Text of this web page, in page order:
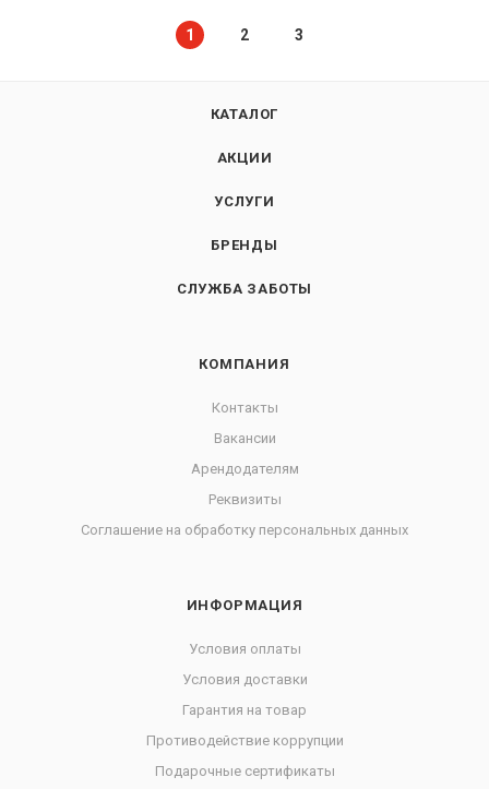
1 2 3
КАТАЛОГ
АКЦИИ
УСЛУГИ
БРЕНДЫ
СЛУЖБА ЗАБОТЫ
КОМПАНИЯ
Контакты
Вакансии
Арендодателям
Реквизиты
Соглашение на обработку персональных данных
ИНФОРМАЦИЯ
Условия оплаты
Условия доставки
Гарантия на товар
Противодействие коррупции
Подарочные сертификаты